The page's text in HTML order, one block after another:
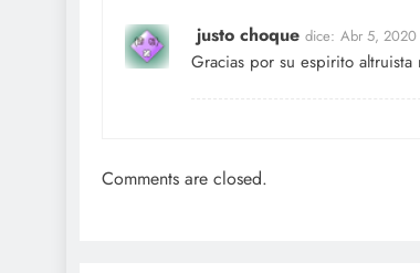
justo choque dice: Abr 5,
Gracias por su espirito
Comments are closed.